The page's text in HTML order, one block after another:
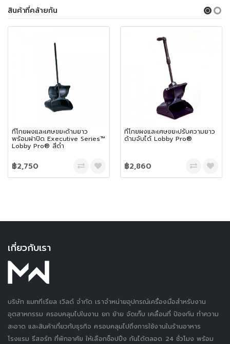
สินค้าที่คล้ายกัน
ที่โกยผงและเศษขยะด้ามยาว
พร้อมฝาปิด Executive Series™
Lobby Pro® สีดำ
฿2,750
ที่โกยผงและเศษขยะปรับความยาว
ด้ามจับได้ Lobby Pro®
฿2,860
เกี่ยวกับเรา
บริษัท แมททีเรียล เวิลด์ จำกัด เราจำหน่ายอุปกรณ์เครื่องมือสำหรับงาน
อุตสาหกรรม ครอบคลุมไปในงาน ยก ย้าย จัดเก็บ เคลื่อนที่ ป้องกัน ทำความ
สะอาด และสินค้าเกี่ยวกับธุรกิจ ครอบคลุมไปถึงการใช้งานในร้านอาหาร
โรงแรม รีสอร์ท ที่พักอาศัย ให้เลือกช็อปปิ้ง กันได้ตลอด 24 ชั่วโมง พร้อม